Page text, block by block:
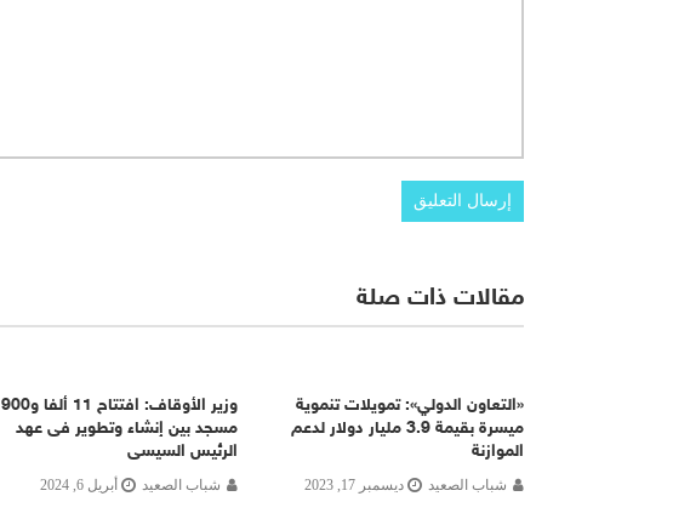
مقالات ذات صلة
«التعاون الدولي»: تمويلات تنموية
ميسرة بقيمة 3.9 مليار دولار لدعم
الموازنة
شباب الصعيد ديسمبر 17, 2023
وزير الأوقاف: افتتاح 11 ألفا و900
مسجد بين إنشاء وتطوير فى عهد
الرئيس السيسى
شباب الصعيد أبريل 6, 2024